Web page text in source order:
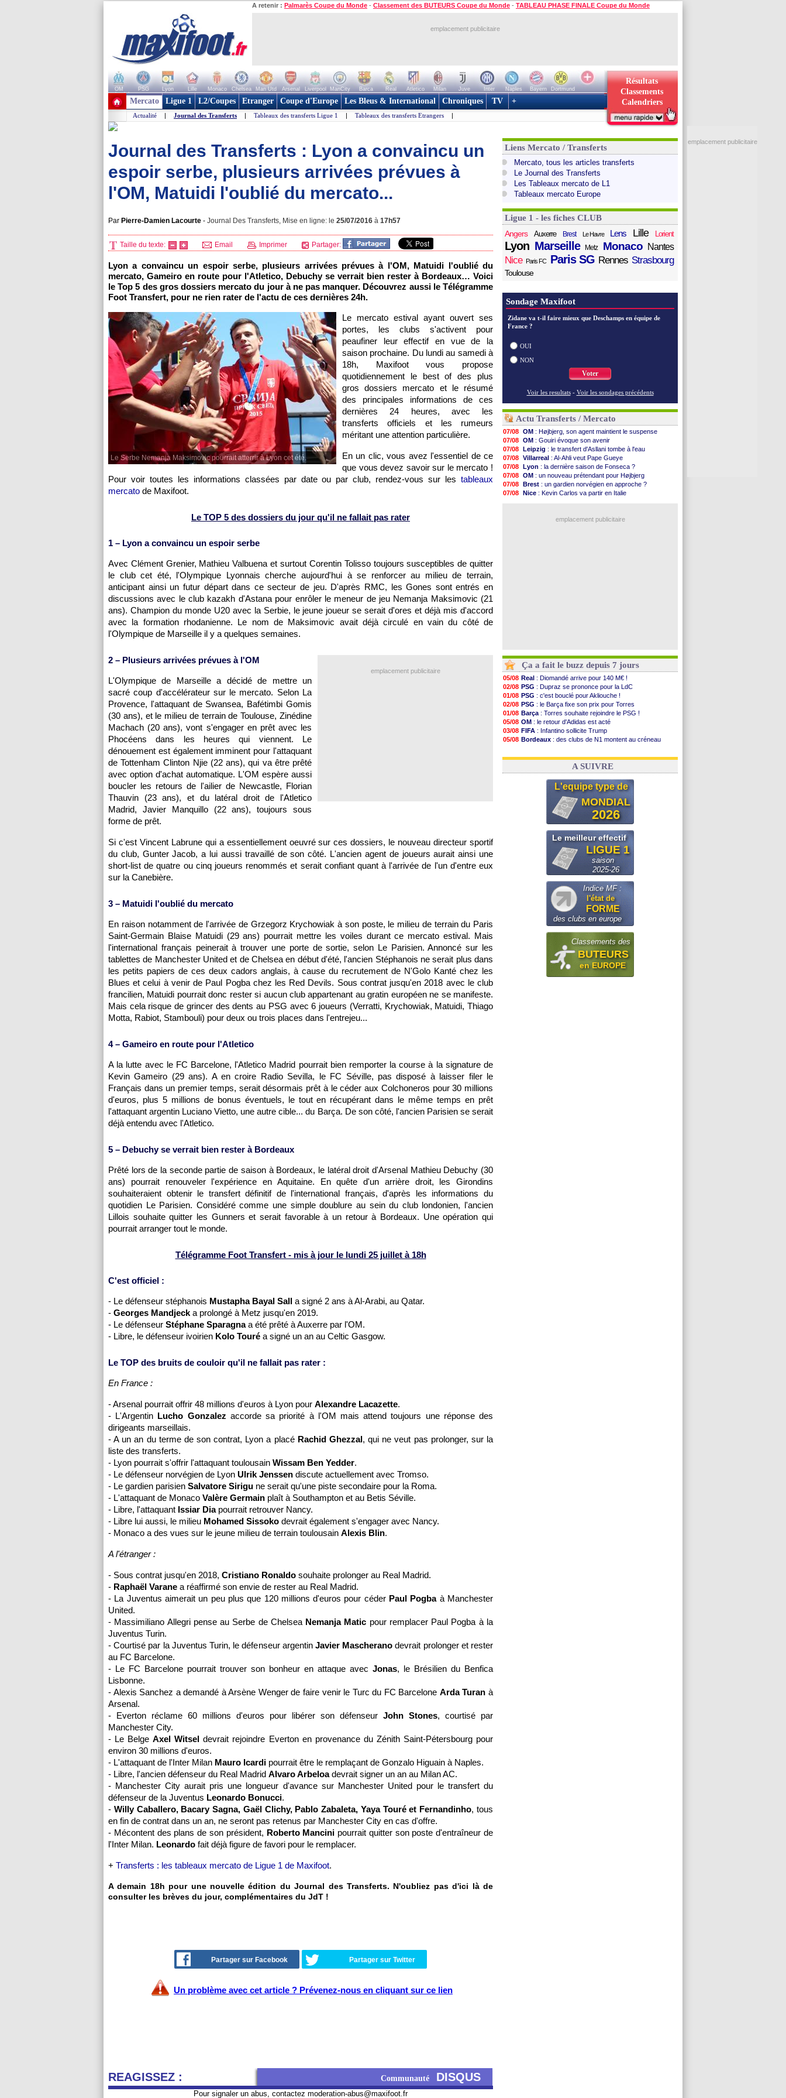
A retenir : Palmarès Coupe du Monde - Classement des BUTEURS Coupe du Monde - TABLEAU PHASE FINALE Coupe du Monde
emplacement publicitaire
OM PSG Lyon Lille Monaco Chelsea Man Utd Arsenal Liverpool ManCity Barca Real Atletico Milan Juve Inter Naples Bayern
Dortmund
+ de clubs
Résultats
Classements
Calendriers
Mercato Ligue 1 L2/Coupes Etranger Coupe d'Europe Les Bleus & International Chroniques TV +
Actualité | Journal des Transferts | Tableaux des transferts Ligue 1 | Tableaux des transferts Etrangers |
Journal des Transferts : Lyon a convaincu un
espoir serbe, plusieurs arrivées prévues à
l'OM, Matuidi l'oublié du mercato...
Par Pierre-Damien Lacourte - Journal Des Transferts, Mise en ligne: le 25/07/2016 à 17h57
Taille du texte: Email Imprimer Partager:
Lyon a convaincu un espoir serbe, plusieurs arrivées prévues à l'OM, Matuidi l'oublié du
mercato, Gameiro en route pour l'Atletico, Debuchy se verrait bien rester à Bordeaux… Voici
le Top 5 des gros dossiers mercato du jour à ne pas manquer. Découvrez aussi le Télégramme
Foot Transfert, pour ne rien rater de l'actu de ces dernières 24h.
Le Serbe Nemanja Maksimovic pourrait atterrir à Lyon cet été.
Le mercato estival ayant ouvert ses
portes, les clubs s'activent pour
peaufiner leur effectif en vue de la
saison prochaine. Du lundi au samedi à
18h, Maxifoot vous propose
quotidiennement le best of des plus
gros dossiers mercato et le résumé
des principales informations de ces
dernières 24 heures, avec les
transferts officiels et les rumeurs
méritant une attention particulière.
En un clic, vous avez l'essentiel de ce
que vous devez savoir sur le mercato !
Pour voir toutes les informations classées par date ou par club, rendez-vous sur les tableaux
mercato de Maxifoot.
Le TOP 5 des dossiers du jour qu'il ne fallait pas rater
1 – Lyon a convaincu un espoir serbe
Avec Clément Grenier, Mathieu Valbuena et surtout Corentin Tolisso toujours susceptibles de quitter
le club cet été, l'Olympique Lyonnais cherche aujourd'hui à se renforcer au milieu de terrain,
anticipant ainsi un futur départ dans ce secteur de jeu. D'après RMC, les Gones sont entrés en
discussions avec le club kazakh d'Astana pour enrôler le meneur de jeu Nemanja Maksimovic (21
ans). Champion du monde U20 avec la Serbie, le jeune joueur se serait d'ores et déjà mis d'accord
avec la formation rhodanienne. Le nom de Maksimovic avait déjà circulé en vain du côté de
l'Olympique de Marseille il y a quelques semaines.
emplacement publicitaire
2 – Plusieurs arrivées prévues à l'OM
L'Olympique de Marseille a décidé de mettre un
sacré coup d'accélérateur sur le mercato. Selon La
Provence, l'attaquant de Swansea, Bafétimbi Gomis
(30 ans), et le milieu de terrain de Toulouse, Zinédine
Machach (20 ans), vont s'engager en prêt avec les
Phocéens dans les heures qui viennent. Le
dénouement est également imminent pour l'attaquant
de Tottenham Clinton Njie (22 ans), qui va être prêté
avec option d'achat automatique. L'OM espère aussi
boucler les retours de l'ailier de Newcastle, Florian
Thauvin (23 ans), et du latéral droit de l'Atletico
Madrid, Javier Manquillo (22 ans), toujours sous
forme de prêt.
Si c'est Vincent Labrune qui a essentiellement oeuvré sur ces dossiers, le nouveau directeur sportif
du club, Gunter Jacob, a lui aussi travaillé de son côté. L'ancien agent de joueurs aurait ainsi une
short-list de quatre ou cinq joueurs renommés et serait confiant quant à l'arrivée de l'un d'entre eux
sur la Canebière.
3 – Matuidi l'oublié du mercato
En raison notamment de l'arrivée de Grzegorz Krychowiak à son poste, le milieu de terrain du Paris
Saint-Germain Blaise Matuidi (29 ans) pourrait mettre les voiles durant ce mercato estival. Mais
l'international français peinerait à trouver une porte de sortie, selon Le Parisien. Annoncé sur les
tablettes de Manchester United et de Chelsea en début d'été, l'ancien Stéphanois ne serait plus dans
les petits papiers de ces deux cadors anglais, à cause du recrutement de N'Golo Kanté chez les
Blues et celui à venir de Paul Pogba chez les Red Devils. Sous contrat jusqu'en 2018 avec le club
francilien, Matuidi pourrait donc rester si aucun club appartenant au gratin européen ne se manifeste.
Mais cela risque de grincer des dents au PSG avec 6 joueurs (Verratti, Krychowiak, Matuidi, Thiago
Motta, Rabiot, Stambouli) pour deux ou trois places dans l'entrejeu...
4 – Gameiro en route pour l'Atletico
A la lutte avec le FC Barcelone, l'Atletico Madrid pourrait bien remporter la course à la signature de
Kevin Gameiro (29 ans). A en croire Radio Sevilla, le FC Séville, pas disposé à laisser filer le
Français dans un premier temps, serait désormais prêt à le céder aux Colchoneros pour 30 millions
d'euros, plus 5 millions de bonus éventuels, le tout en récupérant dans le même temps en prêt
l'attaquant argentin Luciano Vietto, une autre cible... du Barça. De son côté, l'ancien Parisien se serait
déjà entendu avec l'Atletico.
5 – Debuchy se verrait bien rester à Bordeaux
Prêté lors de la seconde partie de saison à Bordeaux, le latéral droit d'Arsenal Mathieu Debuchy (30
ans) pourrait renouveler l'expérience en Aquitaine. En quête d'un arrière droit, les Girondins
souhaiteraient obtenir le transfert définitif de l'international français, d'après les informations du
quotidien Le Parisien. Considéré comme une simple doublure au sein du club londonien, l'ancien
Lillois souhaite quitter les Gunners et serait favorable à un retour à Bordeaux. Une opération qui
pourrait arranger tout le monde.
Télégramme Foot Transfert - mis à jour le lundi 25 juillet à 18h
C'est officiel :
- Le défenseur stéphanois Mustapha Bayal Sall a signé 2 ans à Al-Arabi, au Qatar.
- Georges Mandjeck a prolongé à Metz jusqu'en 2019.
- Le défenseur Stéphane Sparagnaa été prêté à Auxerre par l'OM.
- Libre, le défenseur ivoirien Kolo Touré a signé un an au Celtic Gasgow.
Le TOP des bruits de couloir qu'il ne fallait pas rater :
En France :
- Arsenal pourrait offrir 48 millions d'euros à Lyon pour Alexandre Lacazette.
- L'Argentin Lucho Gonzalez accorde sa priorité à l'OM mais attend toujours une réponse des
dirigeants marseillais.
- A un an du terme de son contrat, Lyon a placé Rachid Ghezzal, qui ne veut pas prolonger, sur la
liste des transferts.
- Lyon pourrait s'offrir l'attaquant toulousain Wissam Ben Yedder.
- Le défenseur norvégien de Lyon Ulrik Jenssen discute actuellement avec Tromso.
- Le gardien parisien Salvatore Sirigu ne serait qu'une piste secondaire pour la Roma.
- L'attaquant de Monaco Valère Germain plaît à Southampton et au Betis Séville.
- Libre, l'attaquant Issiar Diapourrait retrouver Nancy.
- Libre lui aussi, le milieu Mohamed Sissoko devrait également s'engager avec Nancy.
- Monaco a des vues sur le jeune milieu de terrain toulousain Alexis Blin.
A l'étranger :
- Sous contrat jusqu'en 2018, Cristiano Ronaldo souhaite prolonger au Real Madrid.
- Raphaël Varane a réaffirmé son envie de rester au Real Madrid.
- La Juventus aimerait un peu plus que 120 millions d'euros pour céder Paul Pogbaà Manchester
United.
- Massimiliano Allegri pense au Serbe de Chelsea Nemanja Matic pour remplacer Paul Pogba à la
Juventus Turin.
- Courtisé par la Juventus Turin, le défenseur argentin Javier Mascherano devrait prolonger et rester
au FC Barcelone.
- Le FC Barcelone pourrait trouver son bonheur en attaque avec Jonas, le Brésilien du Benfica
Lisbonne.
- Alexis Sanchez a demandé à Arsène Wenger de faire venir le Turc du FC Barcelone Arda Turan à
Arsenal.
- Everton réclame 60 millions d'euros pour libérer son défenseur John Stones, courtisé par
Manchester City.
- Le BelgeAxel Witsel devrait rejoindre Everton en provenance du Zénith Saint-Pétersbourg pour
environ 30 millions d'euros.
- L'attaquant de l'Inter Milan Mauro Icardi pourrait être le remplaçant de Gonzalo Higuain à Naples.
- Libre, l'ancien défenseur du Real Madrid Alvaro Arbeloadevrait signer un an au Milan AC.
- Manchester City aurait pris une longueur d'avance sur Manchester United pour le transfert du
défenseur de la Juventus Leonardo Bonucci.
- Willy Caballero, Bacary Sagna, Gaël Clichy, Pablo Zabaleta, Yaya Touré et Fernandinho, tous
en fin de contrat dans un an, ne seront pas retenus par Manchester City en cas d'offre.
- Mécontent des plans de son président, Roberto Mancini pourrait quitter son poste d'entraîneur de
l'Inter Milan. Leonardo fait déjà figure de favori pour le remplacer.
+ Transferts : les tableaux mercato de Ligue 1 de Maxifoot.
A demain 18h pour une nouvelle édition du Journal des Transferts. N'oubliez pas d'ici là de
consulter les brèves du jour, complémentaires du JdT !
Partager sur Facebook Partager sur Twitter
Un problème avec cet article ? Prévenez-nous en cliquant sur ce lien
REAGISSEZ : Communauté DISQUS
Pour signaler un abus, contactez moderation-abus@maxifoot.fr
Liens Mercato / Transferts
Mercato, tous les articles transferts
Le Journal des Transferts
Les Tableaux mercato de L1
Tableaux mercato Europe
Ligue 1 - les fiches CLUB
Angers
Auxerre Brest Le Havre Lens Lille Lorient
Lyon Marseille Metz Monaco Nantes
Nice Paris FC Paris SG Rennes Strasbourg
Toulouse
Sondage Maxifoot
Zidane va t-il faire mieux que Deschamps en équipe de
France ?
OUI
NON
Voter
Voir les resultats - Voir les sondages précédents
Actu Transferts / Mercato
07/08 OM : Højbjerg, son agent maintient le suspense
07/08 OM : Gouiri évoque son avenir
07/08 Leipzig : le transfert d'Asllani tombe à l'eau
07/08 Villarreal : Al-Ahli veut Pape Gueye
07/08 Lyon : la dernière saison de Fonseca ?
07/08 OM : un nouveau prétendant pour Højbjerg
07/08 Brest : un gardien norvégien en approche ?
07/08 Nice : Kevin Carlos va partir en Italie
: Mangala prêté à Getafe (officiel)
emplacement publicitaire
Ça a fait le buzz depuis 7 jours
05/08 Real : Diomandé arrive pour 140 M€ !
02/08 PSG : Dupraz se prononce pour la LdC
01/08 PSG : c'est bouclé pour Akliouche !
02/08 PSG : le Barça fixe son prix pour Torres
01/08 Barça : Torres souhaite rejoindre le PSG !
05/08 OM : le retour d'Adidas est acté
03/08 FIFA : Infantino sollicite Trump
05/08 Bordeaux : des clubs de N1 montent au créneau
03/08 Real: le démenti de Leipzig pour Diomandé
A SUIVRE
L'equipe type de
MONDIAL
2026
Le meilleur effectif
LIGUE 1
saison
2025-26
Indice MF :
l'état de
FORME
des clubs en europe
Classements des
BUTEURS
en EUROPE
emplacement publicitaire